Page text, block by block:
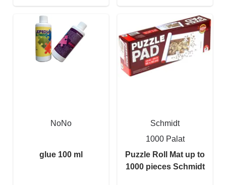
NoNo
glue 100 ml
Schmidt
1000 Palat
Puzzle Roll Mat up to
1000 pieces Schmidt